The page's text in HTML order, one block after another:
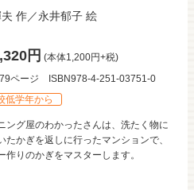
作／永井郁子 絵
円 (本体1,200円+税)
79ページ
ISBN978-4-251-03751-0
低学年から
ング屋のわかったさんは、洗たく物に
たかぎを返しに行ったマンションで、
作りのかぎをマスターします。